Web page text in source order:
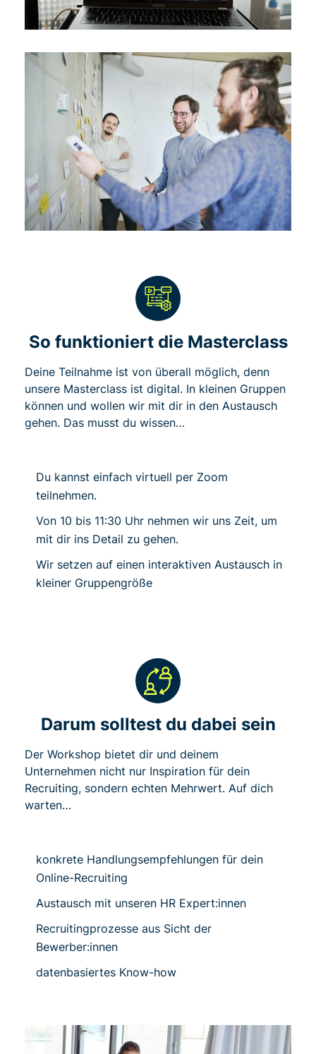
So funktioniert die Masterclass
Deine Teilnahme ist von überall möglich, denn
unsere Masterclass ist digital. In kleinen Gruppen
können und wollen wir mit dir in den Austausch
gehen. Das musst du wissen…
Du kannst einfach virtuell per Zoom
teilnehmen.
Von 10 bis 11:30 Uhr nehmen wir uns Zeit, um
mit dir ins Detail zu gehen.
Wir setzen auf einen interaktiven Austausch in
kleiner Gruppengröße
Darum solltest du dabei sein
Der Workshop bietet dir und deinem
Unternehmen nicht nur Inspiration für dein
Recruiting, sondern echten Mehrwert. Auf dich
warten…
konkrete Handlungsempfehlungen für dein
Online-Recruiting
Austausch mit unseren HR Expert:innen
Recruitingprozesse aus Sicht der
Bewerber:innen
datenbasiertes Know-how